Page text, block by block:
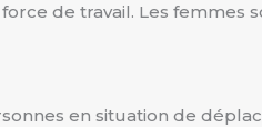
de travail. Les femmes
en situation de